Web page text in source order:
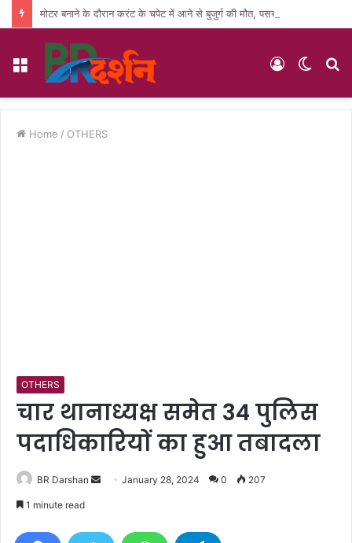
मोटर बनाने के दौरान करंट के चपेट में आने से बुजुर्ग की मौत, पसरा मातम
Menu
Switch
Log
Home / OTHERS
OTHERS
चार थानाध्यक्ष समेत 34 पुलिस
पदाधिकारियाें का हुआ तबादला
BR Darshan
d
January 28, 2024 0 207
1 minute read